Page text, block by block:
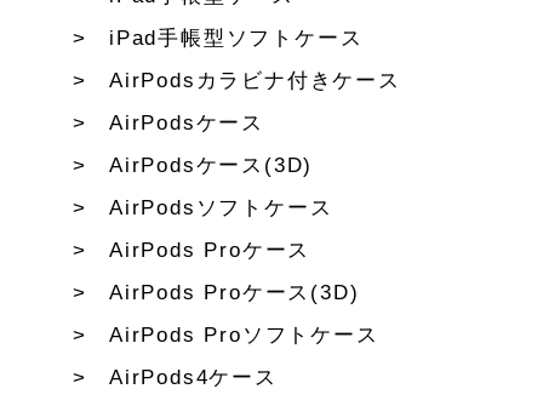
iPad手帳型ソフトケース
AirPodsカラビナ付きケース
AirPodsケース
AirPodsケース(3D)
AirPodsソフトケース
AirPods Proケース
AirPods Proケース(3D)
AirPods Proソフトケース
AirPods4ケース